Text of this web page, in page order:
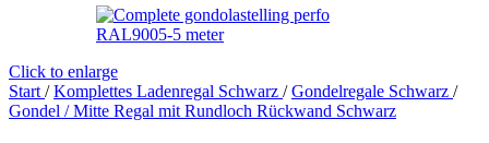
Click to enlarge
Start / Komplettes Ladenregal Schwarz / Gondelregale Schwarz /
Gondel / Mitte Regal mit Rundloch Rückwand Schwarz